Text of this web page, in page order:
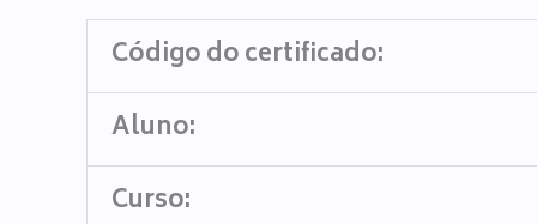
Código do certificado:
Aluno:
Curso: